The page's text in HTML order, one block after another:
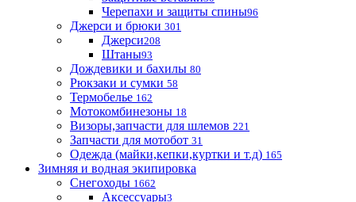
Черепахи и защиты спины96
Джерси и брюки 301
Джерси208
Штаны93
Дождевики и бахилы 80
Рюкзаки и сумки 58
Термобелье 162
Мотокомбинезоны 18
Визоры,запчасти для шлемов 221
Запчасти для мотобот 31
Одежда (майки,кепки,куртки и т.д) 165
Зимняя и водная экипировка
Снегоходы 1662
Аксессуары3